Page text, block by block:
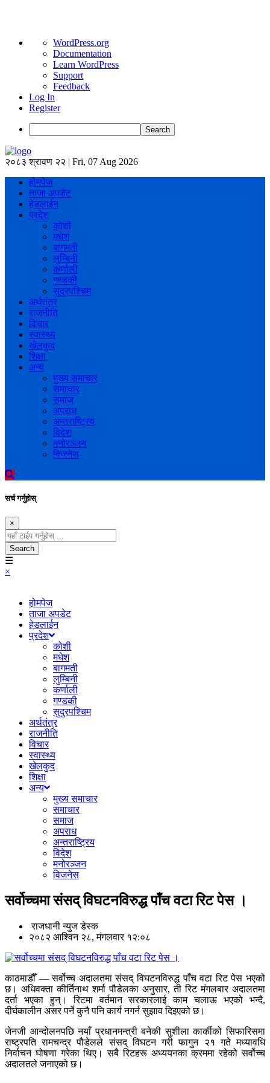
About
WordPress
WordPress.org
Documentation
Learn WordPress
Support
Feedback
Log In
Register
Search
२०८३ श्रावण २२ | Fri, 07 Aug 2026
होमपेज
ताजा अपडेट
हेडलाईन
प्रदेश
कोशी
मधेश
बागमती
लुम्बिनी
कर्णाली
गण्डकी
सुदुरपश्चिम
अर्थतंत्र
राजनीति
विचार
स्वास्थ्य
खेलकुद
शिक्षा
अन्य
मुख्य समाचार
समाचार
समाज
अपराध
अन्तराष्ट्रिय
विदेश
मनोरञ्जन
विजनेस
सर्च गर्नुहोस्
×
Search
☰
×
होमपेज
ताजा अपडेट
हेडलाईन
प्रदेश
कोशी
मधेश
बागमती
लुम्बिनी
कर्णाली
गण्डकी
सुदुरपश्चिम
अर्थतंत्र
राजनीति
विचार
स्वास्थ्य
खेलकुद
शिक्षा
अन्य
मुख्य समाचार
समाचार
समाज
अपराध
अन्तराष्ट्रिय
विदेश
मनोरञ्जन
विजनेस
सर्वोच्चमा संसद् विघटनविरुद्ध पाँच वटा रिट पेस ।
राजधानी न्युज डेस्क
२०८२ आश्विन २८, मंगलवार १२:०८
काठमाडौँ — सर्वोच्च अदालतमा संसद् विघटनविरुद्ध पाँच वटा रिट पेस भएको
छ। अधिवक्ता कीर्तिनाथ शर्मा पौडेलका अनुसार, ती रिट मंगलबार अदालतमा
दर्ता भएका हुन्। रिटमा वर्तमान सरकारलाई काम चलाऊ भएको भन्दै,
दीर्घकालीन असर पर्ने कुनै पनि कार्य नगर्न सुझाव दिइएको छ।
जेनजी आन्दोलनपछि नयाँ प्रधानमन्त्री बनेकी सुशीला कार्कीको सिफारिसमा
राष्ट्रपति रामचन्द्र पौडेलले संसद् विघटन गरी फागुन २१ गते मध्यावधि
निर्वाचन घोषणा गरेका थिए। सबै रिटहरू अध्ययनका क्रममा रहेको सर्वोच्च
अदालतले जनाएको छ।